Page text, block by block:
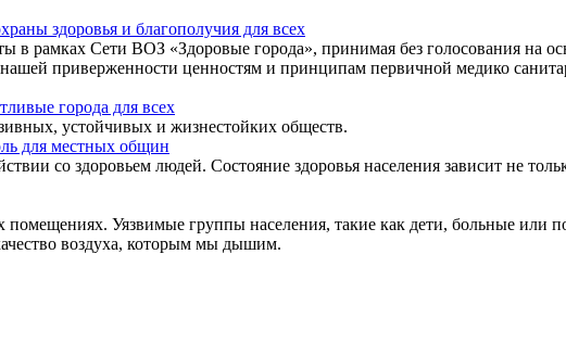
здоровья и благополучия для всех
в рамках Сети ВОЗ «Здоровые города», принимая без голосования на
приверженности ценностям и принципам первичной медико
города для всех
устойчивых и жизнестойких обществ.
местных общин
со здоровьем людей. Состояние здоровья населения зависит не
Уязвимые группы населения, такие как дети, больные или
воздуха, которым мы дышим.